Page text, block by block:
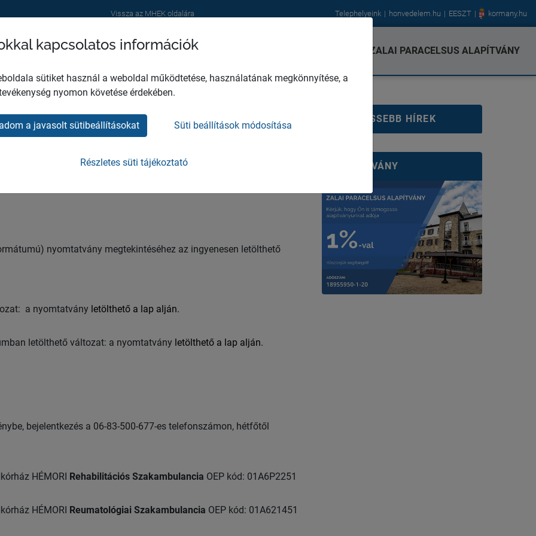
Vissza az MHEK oldalára Telephelyeink honvedelem.hu EESZT kormany.hu
RÓLUNK SZOLGÁLTATÁSAINK HASZNOS INFORMÁCIÓK ZALAI PARACELSUS ALAPÍTVÁNY
nyomtatvány megtekintéséhez az ingyenesen letölthető
a nyomtatvány letölthető a lap alján.
letölthető változat: a nyomtatvány letölthető a lap alján.
bejelentkezés a 06-83-500-677-es telefonszámon, hétfőtől
HÉMORI Rehabilitációs Szakambulancia OEP kód: 01A6P2251
HÉMORI Reumatológiai Szakambulancia OEP kód: 01A621451
LEGFRISSEBB HÍREK
ALAPÍTVÁNY
kapcsolatos információk
sütiket használ a weboldal működtetése, használatának megkönnyítése, a
nyomon követése érdekében.
a javasolt sütibeállításokat Süti beállítások módosítása
Részletes süti tájékoztató